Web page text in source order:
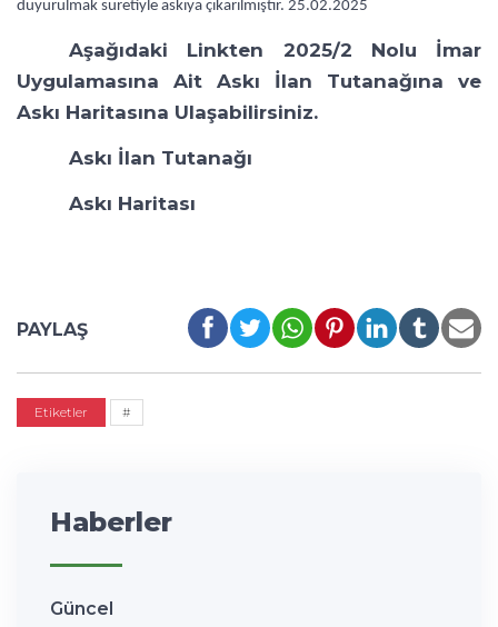
duyurulmak suretiyle askıya çıkarılmıştır. 25.02.2025
Aşağıdaki Linkten 2025/2 Nolu İmar
Uygulamasına Ait Askı İlan Tutanağına ve
Askı Haritasına Ulaşabilirsiniz.
Askı İlan Tutanağı
Askı Haritası
PAYLAŞ
Etiketler #
Haberler
Güncel